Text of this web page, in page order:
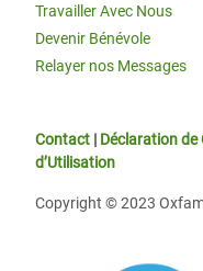
Travailler Avec Nous
Devenir Bénévole
Relayer nos Messages
Contact | Déclaration
d’Utilisation
Copyright © 2023